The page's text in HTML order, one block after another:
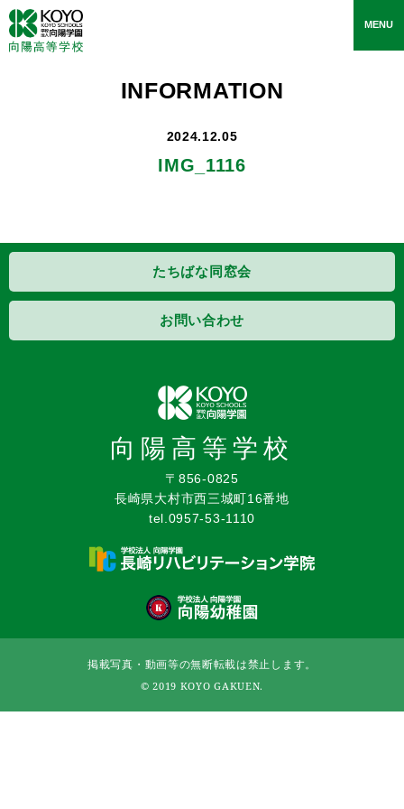
toggle
MENU
INFORMATION
2024.12.05
IMG_1116
たちばな同窓会
お問い合わせ
向陽高等学校
〒856-0825
長崎県大村市西三城町16番地
tel.0957-53-1110
掲載写真・動画等の無断転載は禁止します。
© 2019 KOYO GAKUEN.